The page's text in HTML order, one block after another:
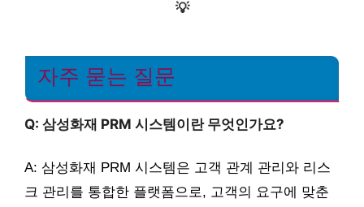
💡
자주 묻는 질문
Q: 삼성화재 PRM 시스템이란 무엇인가요?
A: 삼성화재 PRM 시스템은 고객 관계 관리와 리스
크 관리를 통합한 플랫폼으로, 고객의 요구에 맞춘